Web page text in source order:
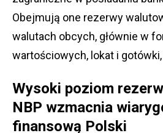
Obejmują one rezerwy
walutach obcych, głównie w
wartościowych, lokat i gotówki,
Wysoki poziom
NBP wzmacnia
finansową Polski